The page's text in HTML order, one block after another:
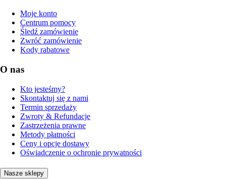
Moje konto
Centrum pomocy
Śledź zamówienie
Zwróć zamówienie
Kody rabatowe
O nas
Kto jesteśmy?
Skontaktuj się z nami
Termin sprzedaży
Zwroty & Refundacje
Zastrzeżenia prawne
Metody płatności
Ceny i opcje dostawy
Oświadczenie o ochronie prywatności
Nasze sklepy